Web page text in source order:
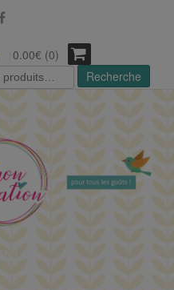
0.00€ (0)
Recherche